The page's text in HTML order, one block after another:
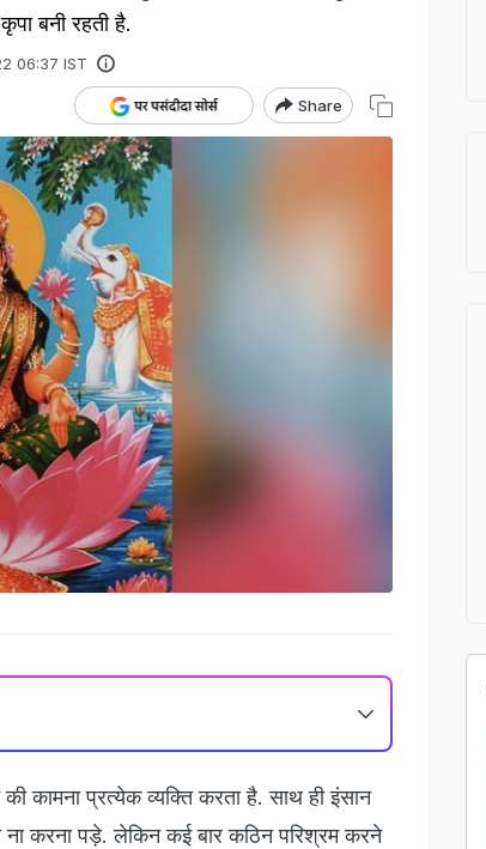
बनी रहती है.
06:37 IST
Share
कामना प्रत्येक व्यक्ति करता है. साथ ही इंसान
ना करना पड़े. लेकिन कई बार कठिन परिश्रम करने